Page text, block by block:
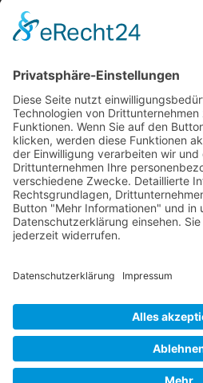
Information
Sachsen und Thüringen. Er ist als
gleichzeitig Veranstalter der
verschiedenen Ligen.
Die RLSO ist jetzt auch
Wir betreiben ...